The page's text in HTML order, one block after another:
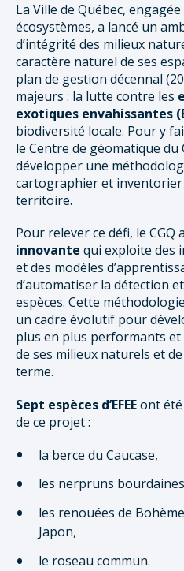
La Ville de Québec,
écosystèmes, a lancé un
d’intégrité des milieux
caractère naturel de ses
plan de gestion décennal
majeurs : la lutte contre les
exotiques envahissantes
biodiversité locale. Pour y
le Centre de géomatique du
développer une
cartographier et inventorier
territoire.
Pour relever ce défi, le CGQ
innovante qui exploite des
et des modèles
d’automatiser la détection
espèces. Cette
un cadre évolutif pour
plus en plus performants
de ses milieux naturels et
terme.
Sept espèces d’EFEEont
de ce projet :
la berce du Caucase,
les nerpruns
les renouées de
Japon,
le roseau commun.